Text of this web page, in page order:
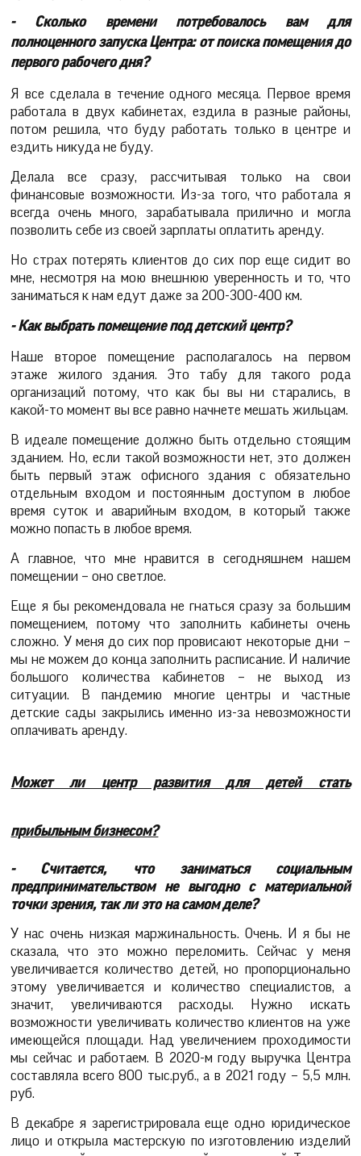
- Сколько времени потребовалось вам для
полноценного запуска Центра: от поиска помещения до
первого рабочего дня?
Я все сделала в течение одного месяца. Первое время
работала в двух кабинетах, ездила в разные районы,
потом решила, что буду работать только в центре и
ездить никуда не буду.
Делала все сразу, рассчитывая только на свои
финансовые возможности. Из-за того, что работала я
всегда очень много, зарабатывала прилично и могла
позволить себе из своей зарплаты оплатить аренду.
Но страх потерять клиентов до сих пор еще сидит во
мне, несмотря на мою внешнюю уверенность и то, что
заниматься к нам едут даже за 200-300-400 км.
- Как выбрать помещение под детский центр?
Наше второе помещение располагалось на первом
этаже жилого здания. Это табу для такого рода
организаций потому, что как бы вы ни старались, в
какой-то момент вы все равно начнете мешать жильцам.
В идеале помещение должно быть отдельно стоящим
зданием. Но, если такой возможности нет, это должен
быть первый этаж офисного здания с обязательно
отдельным входом и постоянным доступом в любое
время суток и аварийным входом, в который также
можно попасть в любое время.
А главное, что мне нравится в сегодняшнем нашем
помещении – оно светлое.
Еще я бы рекомендовала не гнаться сразу за большим
помещением, потому что заполнить кабинеты очень
сложно. У меня до сих пор провисают некоторые дни –
мы не можем до конца заполнить расписание. И наличие
большого количества кабинетов – не выход из
ситуации. В пандемию многие центры и частные
детские сады закрылись именно из-за невозможности
оплачивать аренду.
Может ли центр развития для детей стать
прибыльным бизнесом?
- Считается, что заниматься социальным
предпринимательством не выгодно с материальной
точки зрения, так ли это на самом деле?
У нас очень низкая маржинальность. Очень. И я бы не
сказала, что это можно переломить. Сейчас у меня
увеличивается количество детей, но пропорционально
этому увеличивается и количество специалистов, а
значит, увеличиваются расходы. Нужно искать
возможности увеличивать количество клиентов на уже
имеющейся площади. Над увеличением проходимости
мы сейчас и работаем. В 2020-м году выручка Центра
составляла всего 800 тыс.руб., а в 2021 году – 5,5 млн.
руб.
В декабре я зарегистрировала еще одно юридическое
лицо и открыла мастерскую по изготовлению изделий